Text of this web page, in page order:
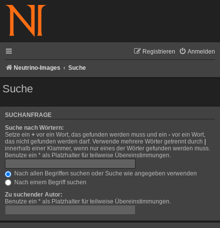
Anmelden
Registrieren
Neutrino-Images Suche
Suche
SUCHANFRAGE
Suche nach Wörtern:
Setze ein + vor ein Wort, das gefunden werden muss und ein - vor ein Wort,
das nicht gefunden werden darf. Verwende mehrere Wörter getrennt durch
innerhalb einer Klammer, wenn nur eines der Wörter gefunden werden muss.
Benutze ein * als Platzhalter für teilweise Übereinstimmungen.
Nach allen Begriffen suchen oder Suche wie angegeben verwenden
Nach einem Begriff suchen
Zu suchender Autor:
Benutze ein * als Platzhalter für teilweise Übereinstimmungen.